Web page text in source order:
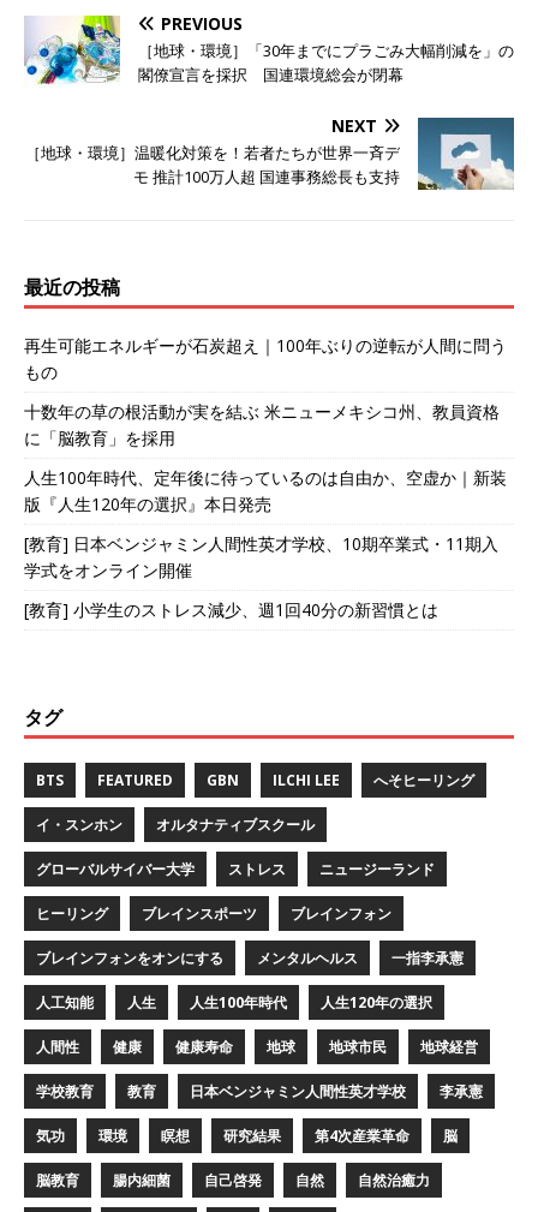
PREVIOUS
［地球・環境］「30年までにプラごみ大幅削減を」の
閣僚宣言を採択 国連環境総会が閉幕
NEXT
［地球・環境］温暖化対策を！若者たちが世界一斉デ
モ 推計100万人超 国連事務総長も支持
最近の投稿
再生可能エネルギーが石炭超え｜100年ぶりの逆転が人間に問う
もの
十数年の草の根活動が実を結ぶ 米ニューメキシコ州、教員資格
に「脳教育」を採用
人生100年時代、定年後に待っているのは自由か、空虚か｜新装
版『人生120年の選択』本日発売
[教育] 日本ベンジャミン人間性英才学校、10期卒業式・11期入
学式をオンライン開催
[教育] 小学生のストレス減少、週1回40分の新習慣とは
タグ
BTS FEATURED GBN ILCHI LEE へそヒーリング
イ・スンホン オルタナティブスクール
グローバルサイバー大学 ストレス ニュージーランド
ヒーリング ブレインスポーツ ブレインフォン
ブレインフォンをオンにする メンタルヘルス 一指李承憲
人工知能 人生 人生100年時代 人生120年の選択
人間性 健康 健康寿命 地球 地球市民 地球経営
学校教育 教育 日本ベンジャミン人間性英才学校 李承憲
気功 環境 瞑想 研究結果 第4次産業革命 脳
脳教育 腸内細菌 自己啓発 自然 自然治癒力